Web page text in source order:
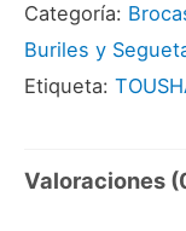
MARCA
TOUSHA
cantidad
Categoría:
Buriles y
Etiqueta:
Valoraciones